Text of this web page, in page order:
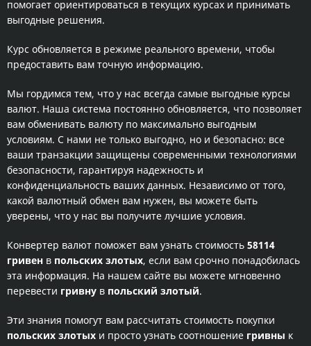
помогает ориентироваться в текущих курсах и принимать
выгодные решения.
Курс обновляется в режиме реального времени, чтобы
предоставить вам точную информацию.
Мы гордимся тем, что у нас всегда самые выгодные курсы
валют. Наша система постоянно обновляется, что позволяет
вам обменивать валюту по максимально выгодным
условиям. С нами не только выгодно, но и безопасно: все
ваши транзакции защищены современными технологиями
безопасности, гарантируя надежность и
конфиденциальность ваших данных. Независимо от того,
какой валютный обмен вам нужен, вы можете быть
уверены, что у нас вы получите лучшие условия.
Конвертер валют поможет вам узнать стоимость 58114
гривен в польских злотых, если вам срочно понадобилась
эта информация. На нашем сайте вы можете мгновенно
перевести гривну в польский злотый.
Эти знания помогут вам рассчитать стоимость покупки
польских злотых и просто узнать соотношение гривны к